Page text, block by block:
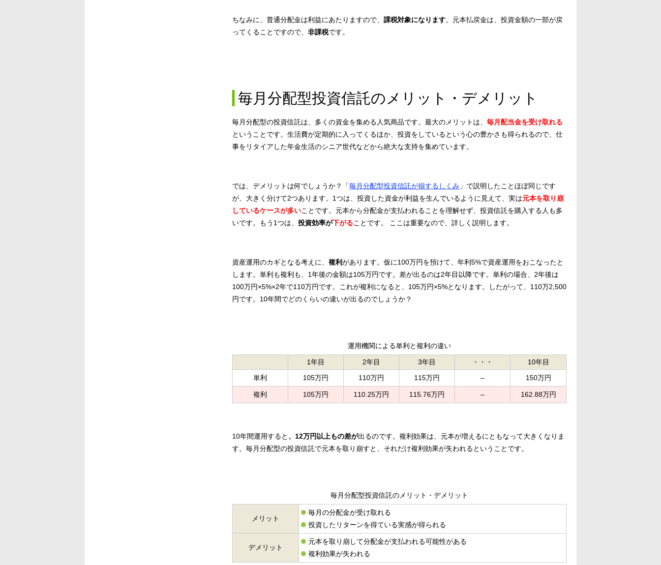
ちなみに、普通分配金は利益にあたりますので、 課税対象になります。元本払戻金は、投資金額の一部が戻
ってくることですので、 非課税です。
毎月分配型投資信託のメリット・デメリット
毎月分配型の投資信託は、多くの資金を集める人気商品です。最大のメリットは、 毎月配当金を受け取れる
ということです。生活費が定期的に入ってくるほか、投資をしているという心の豊かさも得られるので、仕
事をリタイアした年金生活のシニア世代などから絶大な支持を集めています。
では、デメリットは何でしょうか？「毎月分配型投資信託が損するしくみ 」で説明したことほぼ同じです
が、大きく分けて2つあります。1つは、投資した資金が利益を生んでいるように見えて、実は元本を取り崩
しているケースが多いことです。元本から分配金が支払われることを理解せず、投資信託を購入する人も多
いです。もう1つは、 投資効率が下がることです。 ここは重要なので、詳しく説明します。
資産運用のカギとなる考えに、 複利があります。仮に100万円を預けて、年利5%で資産運用をおこなったと
します。単利も複利も、1年後の金額は105万円です。差が出るのは2年目以降です。単利の場合、2年後は
100万円×5%×2年で110万円です。これが複利になると、105万円×5%となります。したがって、110万2,500
円です。10年間でどのくらいの違いが出るのでしょうか？
運用機関による単利と複利の違い
1年目 2年目 3年目 ・・・
10年目
単利
105万円 110万円 115万円 – 150万円
複利 105万円 110.25万円 115.76万円 – 162.88万円
10年間運用すると 、12万円以上もの差が出るのです。複利効果は、元本が増えるにともなって大きくなりま
す。毎月分配型の投資信託で元本を取り崩すと、それだけ複利効果が失われるということです。
毎月分配型投資信託のメリット・デメリット
メリット
毎月の分配金が受け取れる
投資したリターンを得ている実感が得られる
デメリット
元本を取り崩して分配金が支払われる可能性がある
複利効果が失われる